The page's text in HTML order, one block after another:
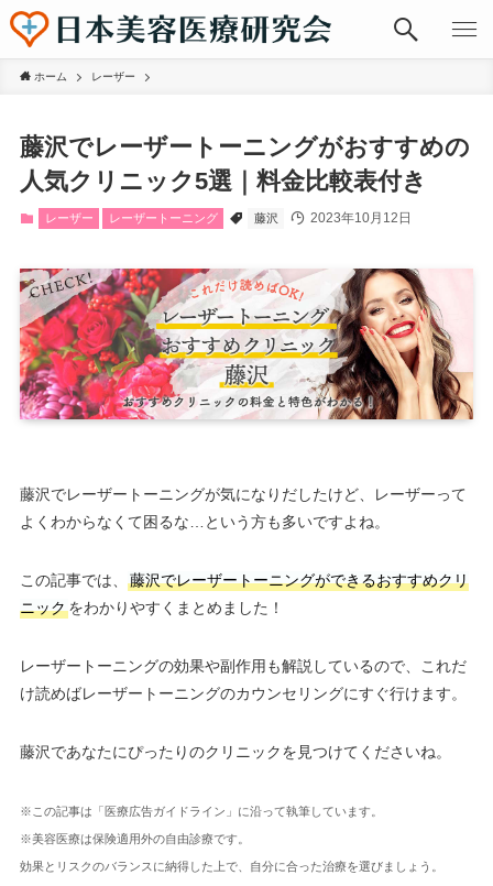
ホーム レーザー
藤沢でレーザートーニングがおすすめの
人気クリニック5選｜料金比較表付き
レーザー レーザートーニング 藤沢 2023年10月12日
藤沢でレーザートーニングが気になりだしたけど、レーザーって
よくわからなくて困るな…という方も多いですよね。
この記事では、
藤沢でレーザートーニングができるおすすめクリ
ニックをわかりやすくまとめました！
レーザートーニングの効果や副作用も解説しているので、これだ
け読めばレーザートーニングのカウンセリングにすぐ行けます。
藤沢であなたにぴったりのクリニックを見つけてくださいね。
※この記事は「医療広告ガイドライン」に沿って執筆しています。
※美容医療は保険適用外の自由診療です。
効果とリスクのバランスに納得した上で、自分に合った治療を選びましょう。